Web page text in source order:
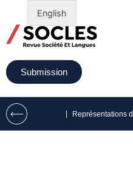
Submission
English